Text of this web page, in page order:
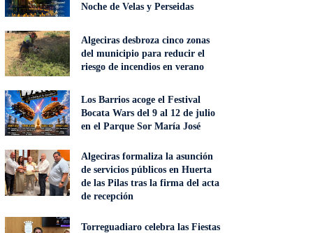
Noche de Velas y Perseidas
Algeciras desbroza cinco zonas
del municipio para reducir el
riesgo de incendios en verano
Los Barrios acoge el Festival
Bocata Wars del 9 al 12 de julio
en el Parque Sor María José
Algeciras formaliza la asunción
de servicios públicos en Huerta
de las Pilas tras la firma del acta
de recepción
Torreguadiaro celebra las Fiestas